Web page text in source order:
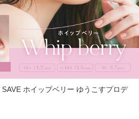
ホイップベリー ゆうこすプロデ